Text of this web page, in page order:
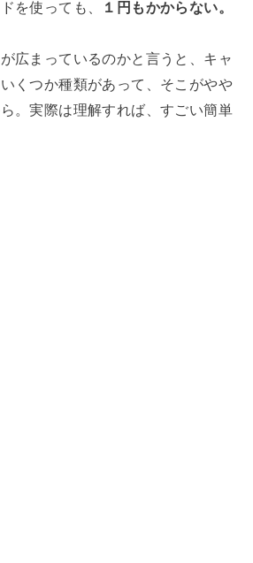
を使っても、
１円もかからない。
広まっているのかと言うと、キャ
くつか種類があって、そこがやや
。実際は理解すれば、すごい簡単